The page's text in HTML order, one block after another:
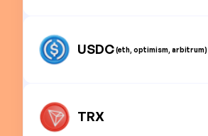
USDC(eth, optimism, arbitrum)
TRX